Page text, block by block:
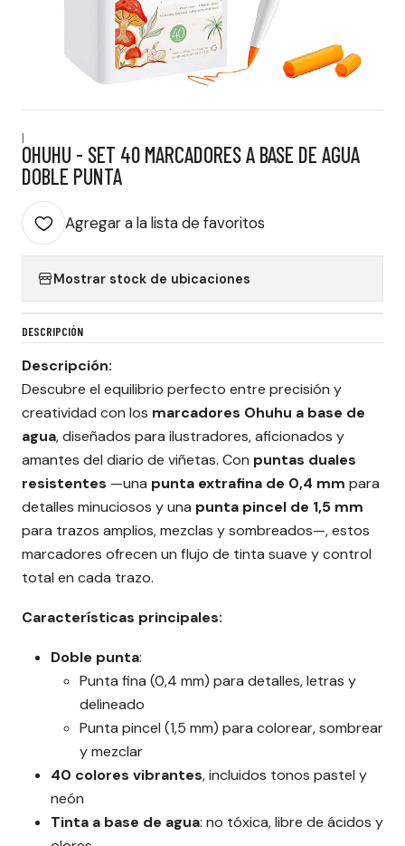
|
OHUHU - SET 40 MARCADORES A BASE DE AGUA
DOBLE PUNTA
Agregar a la lista de favoritos
Mostrar stock de ubicaciones
DESCRIPCIÓN
Descripción:
Descubre el equilibrio perfecto entre precisión y
creatividad con los marcadores Ohuhu a base de
agua, diseñados para ilustradores, aficionados y
amantes del diario de viñetas. Con puntas duales
resistentes —una punta extrafina de 0,4 mm para
detalles minuciosos y una punta pincel de 1,5 mm
para trazos amplios, mezclas y sombreados—, estos
marcadores ofrecen un flujo de tinta suave y control
total en cada trazo.
Características principales:
Doble punta:
Punta fina (0,4 mm) para detalles, letras y
delineado
Punta pincel (1,5 mm) para colorear, sombrear
y mezclar
40 colores vibrantes, incluidos tonos pastel y
neón
Tinta a base de agua: no tóxica, libre de ácidos y